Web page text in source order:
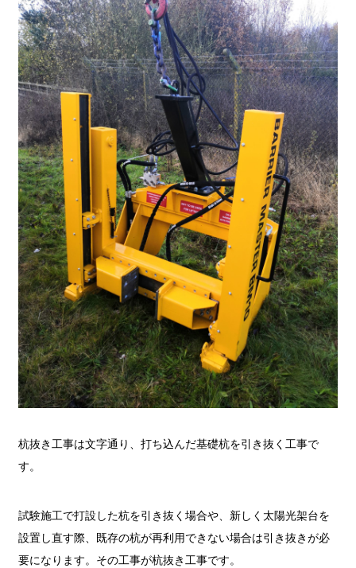
杭抜き工事は文字通り、打ち込んだ基礎杭を引き抜く工事で
す。
試験施工で打設した杭を引き抜く場合や、新しく太陽光架台を
設置し直す際、既存の杭が再利用できない場合は引き抜きが必
要になります。その工事が杭抜き工事です。